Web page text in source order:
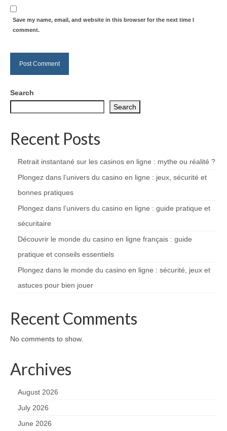
Save my name, email, and website in this browser for the next time I
comment.
Search
Search
Recent Posts
Retrait instantané sur les casinos en ligne : mythe ou réalité ?
Plongez dans l’univers du casino en ligne : jeux, sécurité et
bonnes pratiques
Plongez dans l’univers du casino en ligne : guide pratique et
sécuritaire
Découvrir le monde du casino en ligne français : guide
pratique et conseils essentiels
Plongez dans le monde du casino en ligne : sécurité, jeux et
astuces pour bien jouer
Recent Comments
No comments to show.
Archives
August 2026
July 2026
June 2026